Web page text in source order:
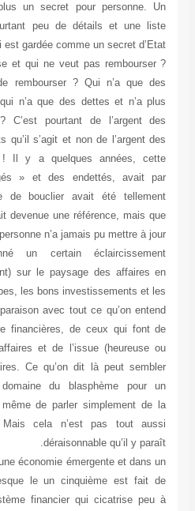
un secret pour personne. Un
peu de détails et une liste
est gardée comme un secret d’Etat.
et qui ne veut pas rembourser ?
rembourser ? Qui n’a que des
n’a que des dettes et n’a plus
C’est pourtant de l’argent des
qu’il s’agit et non de l’argent des
! Il y a quelques années, cette
» et des endettés, avait par
de bouclier avait été tellement
devenue une référence, mais que
personne n’a jamais pu mettre à jour !
un certain éclaircissement
sur le paysage des affaires en
les bons investissements et les
avec tout ce qu’on entend
financières, de ceux qui font de
et de l’issue (heureuse ou
Ce qu’on dit là peut sembler
du blasphème pour un
de parler simplement de la
cela n’est pas tout aussi
déraisonnable qu’il y paraît.
économie émergente et dans un
le un cinquième est fait de
financier qui cicatrise peu à